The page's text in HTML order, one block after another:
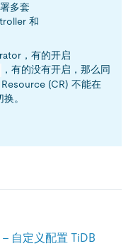
多套
和
，有的开启
，有的没有开启，那么同
(CR) 不能在
。
自定义配置 TiDB